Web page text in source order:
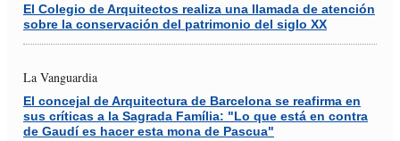
El Colegio de Arquitectos realiza una llamada de atención
sobre la conservación del patrimonio del siglo XX
La Vanguardia
El concejal de Arquitectura de Barcelona se reafirma en
sus críticas a la Sagrada Família: "Lo que está en contra
de Gaudí es hacer esta mona de Pascua"